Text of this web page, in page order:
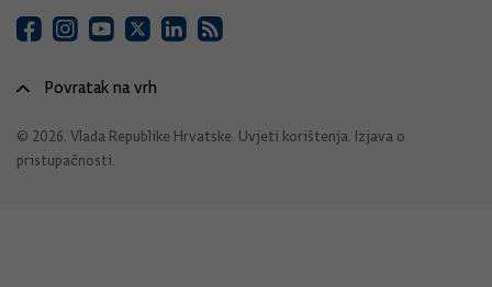
Povratak na vrh
© 2026. Vlada Republike Hrvatske. Uvjeti korištenja Izjava o
pristupačnosti